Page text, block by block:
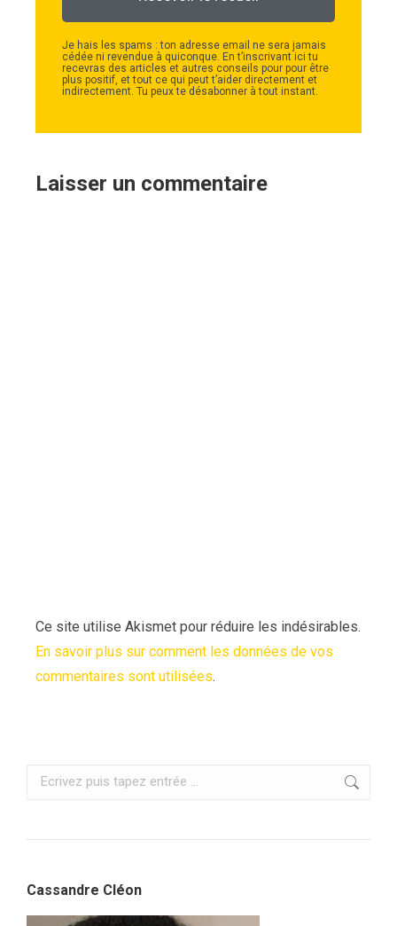
Je hais les spams : ton adresse email ne sera jamais
cédée ni revendue à quiconque. En t’inscrivant ici tu
recevras des articles et autres conseils pour pour être
plus positif, et tout ce qui peut t’aider directement et
indirectement. Tu peux te désabonner à tout instant.
Laisser un commentaire
Ce site utilise Akismet pour réduire les indésirables.
En savoir plus sur comment les données de vos
commentaires sont utilisées.
Cassandre Cléon